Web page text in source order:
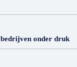
onder druk